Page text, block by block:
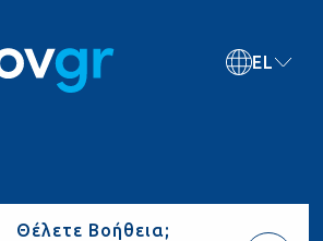
EL
Θέλετε Βοήθεια;